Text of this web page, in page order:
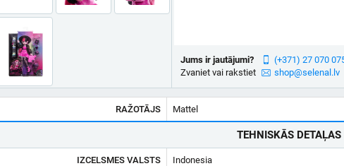
Jums ir jautājumi?
Zvaniet vai rakstiet
(+371) 27 070
shop@selenal.lv
RAŽOTĀJS Mattel
TEHNISKĀS DETAĻAS
IZCELSMES VALSTS Indonesia